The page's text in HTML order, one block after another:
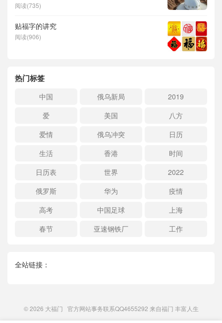
阅读(735)
贴福字的讲究
阅读(906)
热门标签
中国 俄乌新局
2019
爱
美国
八方
爱情
俄乌冲突
日历
生活
香港
时间
日历表
世界
2022
俄罗斯
华为
疫情
高考
中国足球
上海
春节
亚速钢铁厂 工作
全站链接：
© 2026 大福门 官方网站事务联系QQ4655292 来自福门 丰富人生